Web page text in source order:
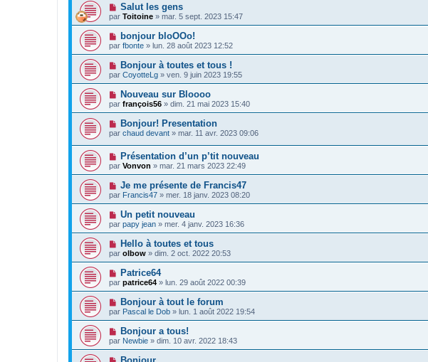
Salut les gens
par Toitoine » mar. 5 sept. 2023 15:47
bonjour bloOOo!
par fbonte » lun. 28 août 2023 12:52
Bonjour à toutes et tous !
par CoyotteLg » ven. 9 juin 2023 19:55
Nouveau sur Bloooo
par françois56 » dim. 21 mai 2023 15:40
Bonjour! Presentation
par chaud devant » mar. 11 avr. 2023 09:06
Présentation d’un p’tit nouveau
par Vonvon » mar. 21 mars 2023 22:49
Je me présente de Francis47
par Francis47 » mer. 18 janv. 2023 08:20
Un petit nouveau
par papy jean » mer. 4 janv. 2023 16:36
Hello à toutes et tous
par olbow » dim. 2 oct. 2022 20:53
Patrice64
par patrice64 » lun. 29 août 2022 00:39
Bonjour à tout le forum
par Pascal le Dob » lun. 1 août 2022 19:54
Bonjour a tous!
par Newbie » dim. 10 avr. 2022 18:43